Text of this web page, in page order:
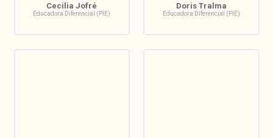
Cecilia Jofré
Educadora Diferencial (PIE)
Doris Tralma
Educadora Diferencial (PIE)